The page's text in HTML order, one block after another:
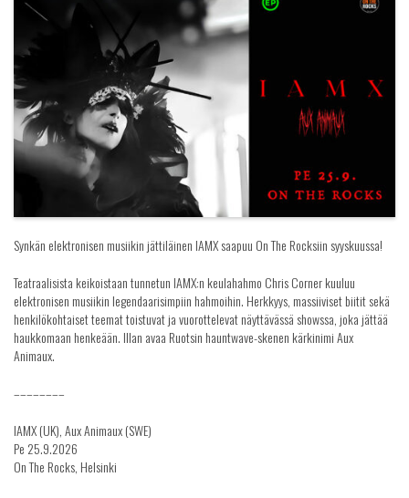
Synkän elektronisen musiikin jättiläinen IAMX saapuu On The Rocksiin syyskuussa!
Teatraalisista keikoistaan tunnetun IAMX:n keulahahmo Chris Corner kuuluu
elektronisen musiikin legendaarisimpiin hahmoihin. Herkkyys, massiiviset biitit sekä
henkilökohtaiset teemat toistuvat ja vuorottelevat näyttävässä showssa, joka jättää
haukkomaan henkeään. Illan avaa Ruotsin hauntwave-skenen kärkinimi Aux
Animaux.
––––––––
IAMX (UK), Aux Animaux (SWE)
Pe 25.9.2026
On The Rocks, Helsinki